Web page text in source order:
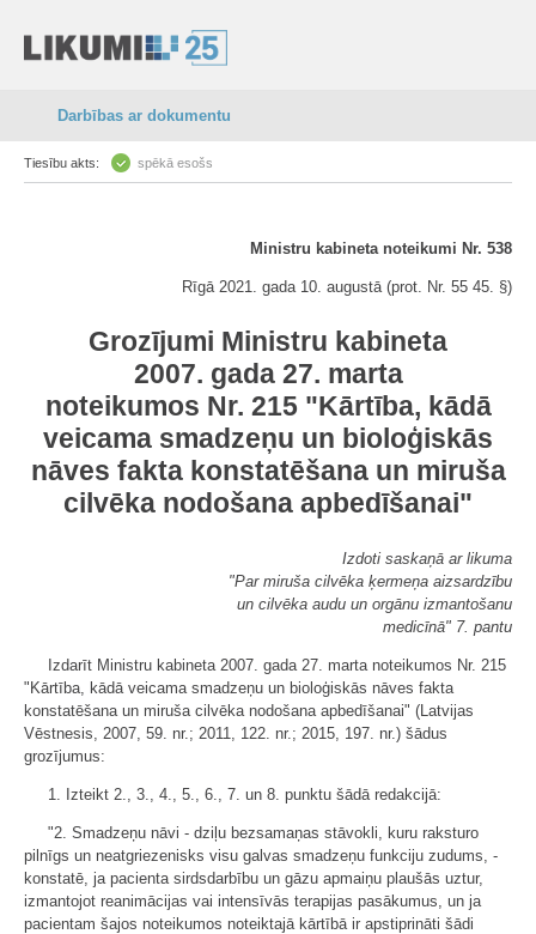
Darbības ar dokumentu
Tiesību akts: spēkā esošs
Ministru kabineta noteikumi Nr. 538
Rīgā 2021. gada 10. augustā (prot. Nr. 55 45. §)
Grozījumi Ministru kabineta
2007. gada 27. marta
noteikumos Nr. 215 "Kārtība, kādā
veicama smadzeņu un bioloģiskās
nāves fakta konstatēšana un miruša
cilvēka nodošana apbedīšanai"
Izdoti saskaņā ar likuma
"Par miruša cilvēka ķermeņa aizsardzību
un cilvēka audu un orgānu izmantošanu
medicīnā" 7. pantu
Izdarīt Ministru kabineta 2007. gada 27. marta noteikumos Nr. 215
"Kārtība, kādā veicama smadzeņu un bioloģiskās nāves fakta
konstatēšana un miruša cilvēka nodošana apbedīšanai" (Latvijas
Vēstnesis, 2007, 59. nr.; 2011, 122. nr.; 2015, 197. nr.) šādus
grozījumus:
1. Izteikt 2., 3., 4., 5., 6., 7. un 8. punktu šādā redakcijā:
"2. Smadzeņu nāvi - dziļu bezsamaņas stāvokli, kuru raksturo
pilnīgs un neatgriezenisks visu galvas smadzeņu funkciju zudums, -
konstatē, ja pacienta sirdsdarbību un gāzu apmaiņu plaušās uztur,
izmantojot reanimācijas vai intensīvās terapijas pasākumus, un ja
pacientam šajos noteikumos noteiktajā kārtībā ir apstiprināti šādi